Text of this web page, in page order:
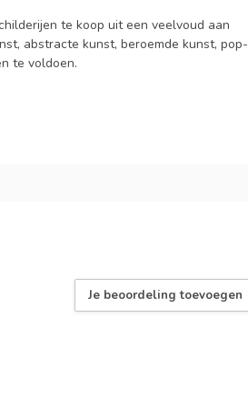
te koop uit een veelvoud aan
abstracte kunst, beroemde kunst, pop-
te voldoen.
Je beoordeling toevoegen